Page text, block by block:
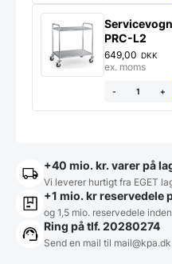
PRC-L2
649,00 DKK
ex. moms
- +
+40 mio. kr. varer på
Vi leverer hurtigt fra EGET
+1 mio. kr reservedele
og 1,5 mio. reservedele
Ring på tlf. 20280274
Send en mail til mail@kpa.dk